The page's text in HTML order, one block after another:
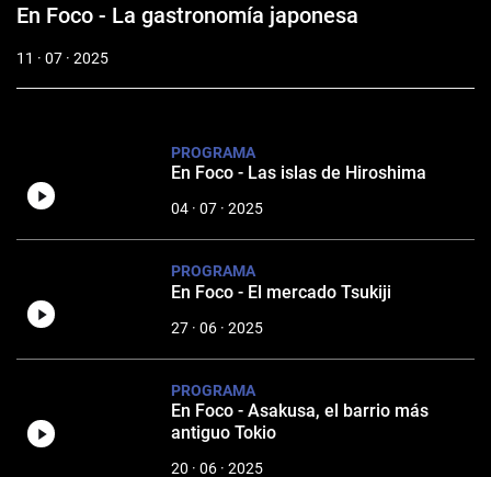
En Foco - La gastronomía japonesa
11 · 07 · 2025
PROGRAMA
En Foco - Las islas de Hiroshima
04 · 07 · 2025
PROGRAMA
En Foco - El mercado Tsukiji
27 · 06 · 2025
PROGRAMA
En Foco - Asakusa, el barrio más
antiguo Tokio
20 · 06 · 2025